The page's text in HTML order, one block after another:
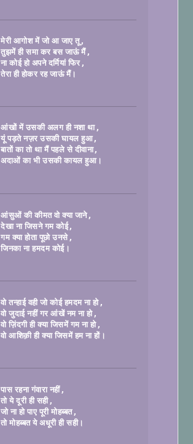
मेरी आगोश में जो आ जाए तू
तुझमें ही समा कर बस जाऊं मैं
ना कोई हो अपने दर्मियां फिर
तेरा ही होकर रह जाऊं मैं।
आंखों में उसकी अलग ही नशा था
यूं पड़ते नज़र उसकी घायल हुआ
बातों का तो था मैं पहले से दीवाना
अदाओं का भी उसकी कायल हुआ।
आंसुओं की कीमत वो क्या जाने
देखा ना जिसने गम कोई
गम क्या होता पूछो उनसे
जिनका ना हमदम कोई।
वो तन्हाई वही जो कोई हमदम ना हो
वो जुदाई नहीं गर आंखें नम ना हो
वो ज़िंदगी ही क्या जिसमें गम ना हो
वो आशिक़ी ही क्या जिसमें हम ना हों।
पास रहना गंवारा नहीं
तो ये दूरी ही सही
जो ना हो पाए पूरी मोहब्बत
तो मोहब्बत ये अधूरी ही सही।